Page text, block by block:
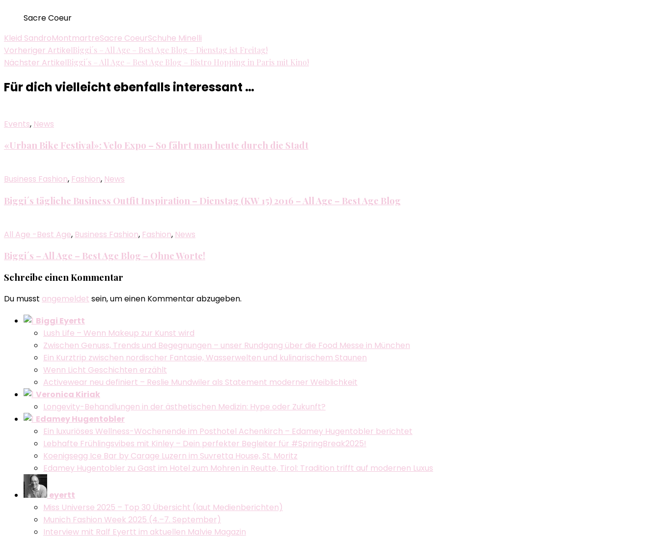
Sacre Coeur
Kleid SandroMontmartreSacre CoeurSchuhe Minelli
Beitragsnavigation
Vorheriger ArtikelBiggi´s – All Age – Best Age Blog – Dienstag ist Freitag!
Nächster ArtikelBiggi´s – All Age – Best Age Blog – Bistro Hopping in Paris mit Kino!
Für dich vielleicht ebenfalls interessant …
Events, News
«Urban Bike Festival»: Velo Expo – So fährt man heute durch die Stadt
Business Fashion, Fashion, News
Biggi´s tägliche Business Outfit Inspiration – Dienstag (KW 15) 2016 – All Age – Best Age Blog
All Age -Best Age, Business Fashion, Fashion, News
Biggi´s – All Age – Best Age Blog – Ohne Worte!
Schreibe einen Kommentar
Du musst angemeldet sein, um einen Kommentar abzugeben.
Biggi Eyertt
Lush Life – Wenn Makeup zur Kunst wird
Zwischen Genuss, Trends und Begegnungen – unser Rundgang über die Food Messe in München
Ein Kurztrip zwischen nordischer Fantasie, Wasserwelten und kulinarischem Staunen
Wenn Licht Geschichten erzählt
Activewear neu definiert – Reslie Mundwiler als Statement moderner Weiblichkeit
Veronica Kiriak
Longevity-Behandlungen in der ästhetischen Medizin: Hype oder Zukunft?
Edamey Hugentobler
Ein luxuriöses Wellness-Wochenende im Posthotel Achenkirch – Edamey Hugentobler berichtet
Lebhafte Frühlingsvibes mit Kinley – Dein perfekter Begleiter für #SpringBreak2025!
Koenigsegg Ice Bar by Carage Luzern im Suvretta House, St. Moritz
Edamey Hugentobler zu Gast im Hotel zum Mohren in Reutte, Tirol: Tradition trifft auf modernen Luxus
eyertt
Miss Universe 2025 – Top 30 Übersicht (laut Medienberichten)
Munich Fashion Week 2025 (4.–7. September)
Interview mit Ralf Eyertt im aktuellen Malvie Magazin